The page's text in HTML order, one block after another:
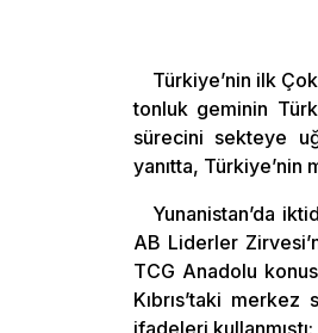
Türkiye’nin ilk
tonluk geminin
sürecini sekteye
yanıtta,
Yunanistan’da
AB Liderler
TCG Anadolu
Kıbrıs’taki
ifadeleri kullanmıştı: